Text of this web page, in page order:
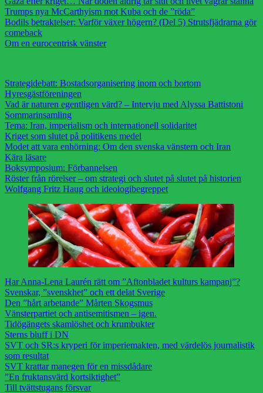
Trumps nya McCarthyism mot Kuba och de ”röda”
Bodils betraktelser: Varför växer högern? (Del 5) Strutsfjädrarna gör
comeback
Om en eurocentrisk vänster
Strategidebatt: Bostadsorganisering inom och bortom
Hyresgästföreningen
Vad är naturen egentligen värd? – Intervju med Alyssa Battistoni
Sommarinsamling
Tema: Iran, imperialism och internationell solidaritet
Kriget som slutet på politikens medel
Modet att vara enhörning: Om den svenska vänstern och Iran
Kära läsare
Boksymposium: Förbannelsen
Röster från rörelser – om strategi och slutet på slutet på historien
Wolfgang Fritz Haug och ideologibegreppet
Har Anna-Lena Laurén rätt om ”Aftonbladet kulturs kampanj”?
Svenskar, ”svenskhet” och ett delat Sverige
Den ”hårt arbetande” Mårten Skogsmus
Vänsterpartiet och antisemitismen – igen.
Tidögängets skamlöshet och krumbukter
Sterns bluff i DN
SVT och SR:s kryperi för imperiemakten, med värdelös journalistik
som resultat
SVT krattar manegen för en missdådare
”En fruktansvärd kortsiktighet”
Till tvättstugans försvar